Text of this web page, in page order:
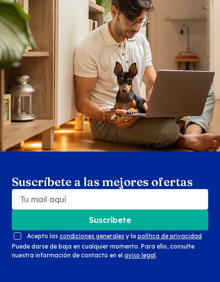
Suscríbete a las mejores ofertas
Suscríbete
Acepto las condiciones generales y la política de privacidad
Puede darse de baja en cualquier momento. Para ello, consulte
nuestra información de contacto en el aviso legal .
Search products